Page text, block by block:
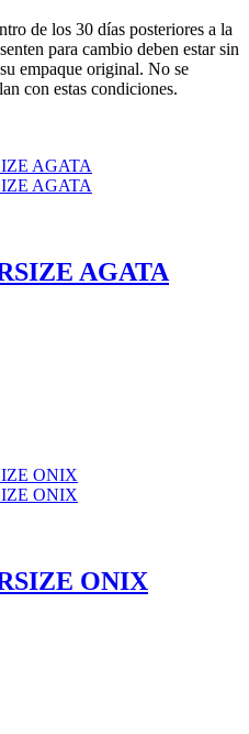
de los 30 días posteriores a la
para cambio deben estar sin
empaque original. No se
con estas condiciones.
AGATA
ONIX